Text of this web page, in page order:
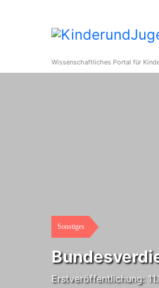
Wissenschaftliches Portal für
Sonstiges
Erstveröffentlichung: